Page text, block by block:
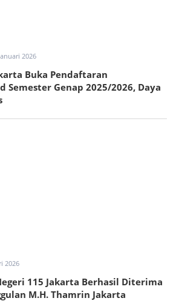
2026
Buka Pendaftaran
Semester Genap 2025/2026, Daya
2026
115 Jakarta Berhasil Diterima
M.H. Thamrin Jakarta